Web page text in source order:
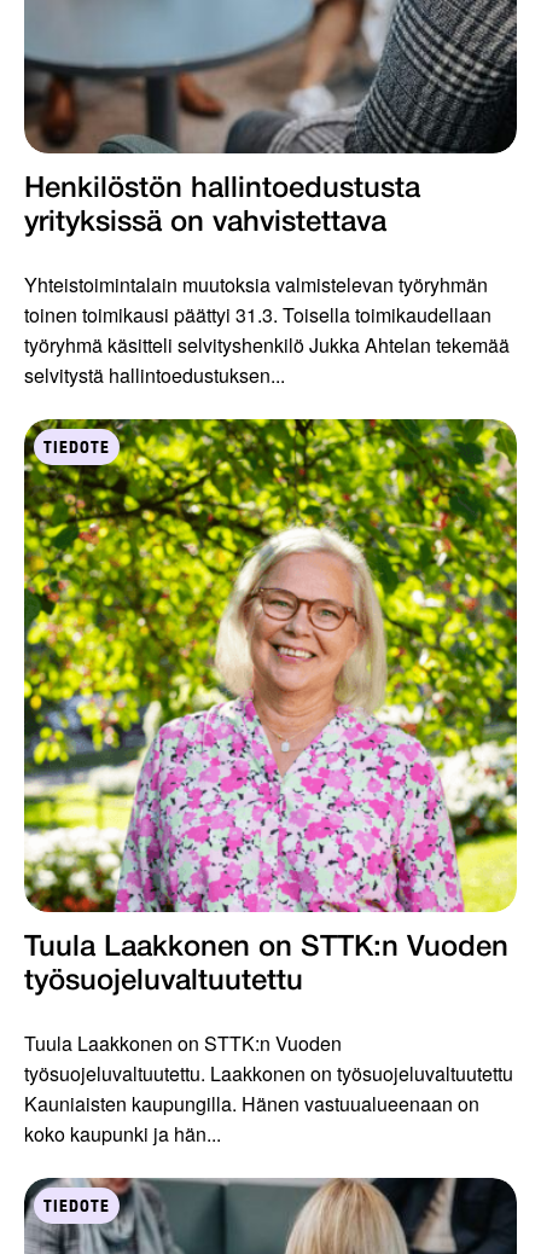
Henkilöstön hallintoedustusta
yrityksissä on vahvistettava
Yhteistoimintalain muutoksia valmistelevan työryhmän
toinen toimikausi päättyi 31.3. Toisella toimikaudellaan
työryhmä käsitteli selvityshenkilö Jukka Ahtelan tekemää
selvitystä hallintoedustuksen...
TIEDOTE
Tuula Laakkonen on STTK:n Vuoden
työsuojeluvaltuutettu
Tuula Laakkonen on STTK:n Vuoden
työsuojeluvaltuutettu. Laakkonen on työsuojeluvaltuutettu
Kauniaisten kaupungilla. Hänen vastuualueenaan on
koko kaupunki ja hän...
TIEDOTE